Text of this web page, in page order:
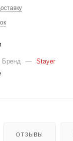
Бренд — Stayer
ОТЗЫВЫ